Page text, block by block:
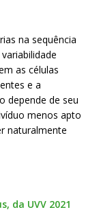
na sequência
as células
e a
depende de seu
menos apto
naturalmente
da UVV 2021